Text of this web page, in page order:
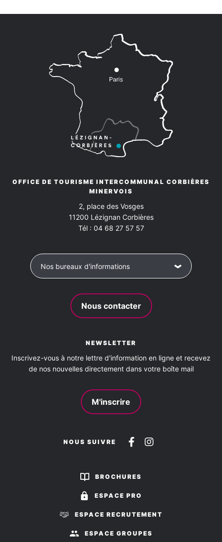
OFFICE DE TOURISME INTERCOMMUNAL CORBIÈRES
MINERVOIS
2, place des Vosges
11200 Lézignan Corbières
Tél : 04 68 27 57 57
Nos bureaux d'informations
Nous contacter
NEWSLETTER
Inscrivez-vous à notre lettre d'information en ligne et recevez
de nos nouvelles directement dans votre boîte mail
M'inscrire
NOUS SUIVRE
Suivez-
sur
Suivez-
BROCHURES
ESPACE PRO
ESPACE RECRUTEMENT
ESPACE GROUPES